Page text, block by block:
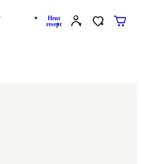
Hent
resept